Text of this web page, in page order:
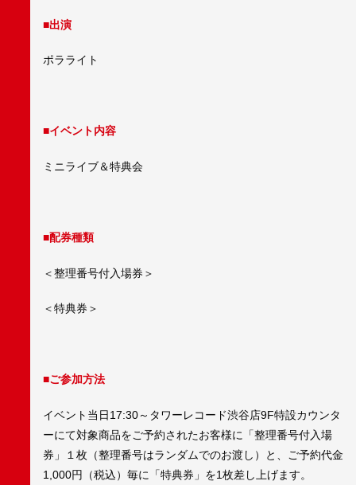
■出演
ポラライト
■イベント内容
ミニライブ＆特典会
■配券種類
＜整理番号付入場券＞
＜特典券＞
■ご参加方法
イベント当日17:30～タワーレコード渋谷店9F特設カウンタ
ーにて対象商品をご予約されたお客様に「整理番号付入場
券」１枚（整理番号はランダムでのお渡し）と、ご予約代金
1,000円（税込）毎に「特典券」を1枚差し上げます。